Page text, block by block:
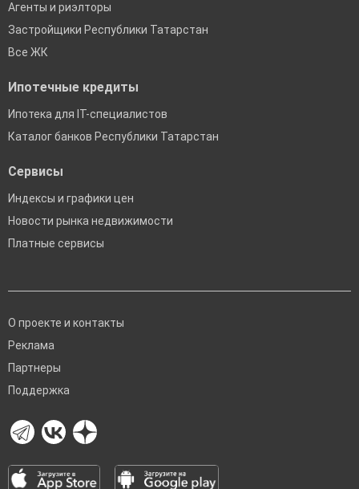
Агенты и риэлторы
Застройщики Республики Татарстан
Все ЖК
Ипотечные кредиты
Ипотека для IT-специалистов
Каталог банков Республики Татарстан
Сервисы
Индексы и графики цен
Новости рынка недвижимости
Платные сервисы
О проекте и контакты
Реклама
Партнеры
Поддержка